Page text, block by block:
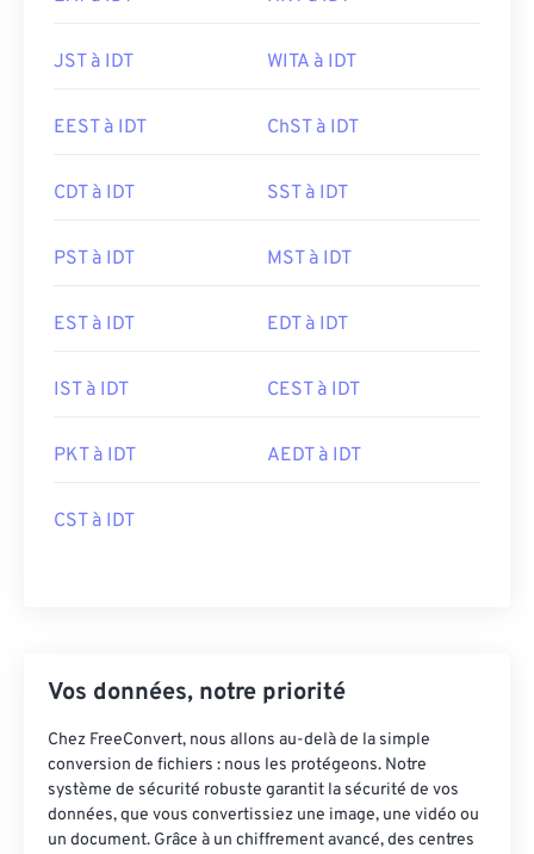
JST à IDT WITA à IDT
EEST à IDT ChST à IDT
CDT à IDT SST à IDT
PST à IDT MST à IDT
EST à IDT EDT à IDT
IST à IDT CEST à IDT
PKT à IDT AEDT à IDT
CST à IDT
Vos données, notre priorité
Chez FreeConvert, nous allons au-delà de la simple
conversion de fichiers : nous les protégeons. Notre
système de sécurité robuste garantit la sécurité de vos
données, que vous convertissiez une image, une vidéo ou
un document. Grâce à un chiffrement avancé, des centres